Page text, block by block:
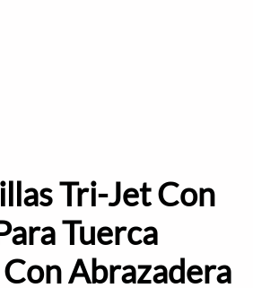
Tri-Jet Con
Tuerca
Abrazadera